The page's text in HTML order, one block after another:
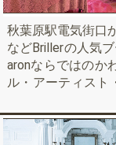
秋葉原駅電気街口
などBrillerの人気
aronならではのか
ル・アーティスト
だけます。